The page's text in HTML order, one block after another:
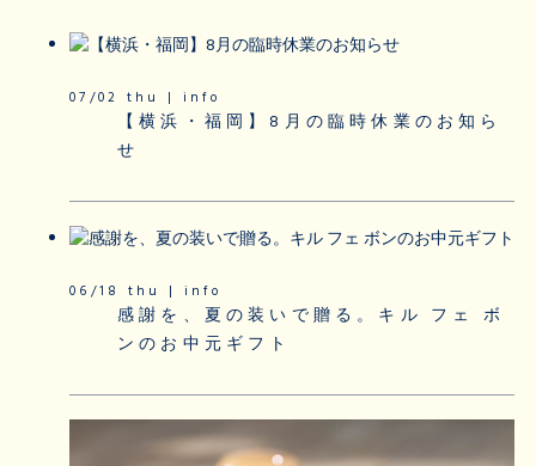
07/02 thu | info
【横浜・福岡】8月の臨時休業のお知ら
せ
06/18 thu | info
感謝を、夏の装いで贈る。キル フェ ボ
ンのお中元ギフト